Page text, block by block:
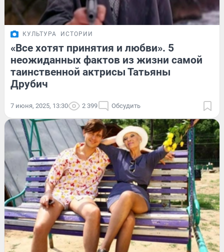
КУЛЬТУРА ИСТОРИИ
«Все хотят принятия и любви». 5
неожиданных фактов из жизни самой
таинственной актрисы Татьяны
Друбич
7 июня, 2025, 13:30 2 399 Обсудить